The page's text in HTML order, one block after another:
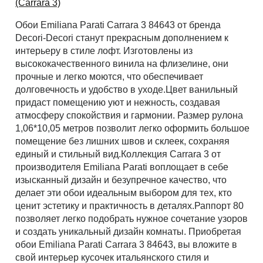
Рассчитать
(Carrara 3)
Обои Emiliana Parati Carrara 3 84643 от бренда
Decori-Decori станут прекрасным дополнением к
интерьеру в стиле лофт. Изготовлены из
высококачественного винила на флизелине, они
прочные и легко моются, что обеспечивает
долговечность и удобство в уходе.Цвет ванильный
придаст помещению уют и нежность, создавая
атмосферу спокойствия и гармонии. Размер рулона
1,06*10,05 метров позволит легко оформить большое
помещение без лишних швов и склеек, сохраняя
единый и стильный вид.Коллекция Carrara 3 от
производителя Emiliana Parati воплощает в себе
изысканный дизайн и безупречное качество, что
делает эти обои идеальным выбором для тех, кто
ценит эстетику и практичность в деталях.Раппорт 80
позволяет легко подобрать нужное сочетание узоров
и создать уникальный дизайн комнаты. Приобретая
обои Emiliana Parati Carrara 3 84643, вы вложите в
свой интерьер кусочек итальянского стиля и